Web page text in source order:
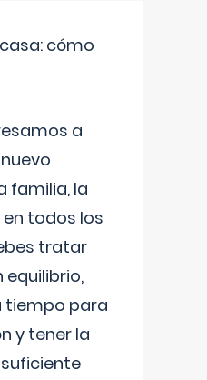
cómo
a
familia, la
todos los
tratar
equilibrio,
para
y tener la